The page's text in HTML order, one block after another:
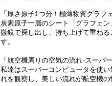
「厚さ原子1つ分！極薄物質グラフ
炭素原子一層のシート「グラフェ
微鏡で探し出し、持ち上げて重ね
す。
「航空機周りの空気の流れ-スーパ
私達はスーパーコンピュータを使
れを観察し、美しい流れが航空機の